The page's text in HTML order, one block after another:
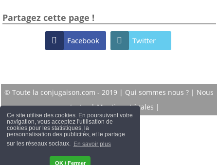
Ce site utilise des cookies. En poursuivant votre
navigation, vous acceptez l'utilisation de
cookies pour les statistiques, la
personnalisation des publicités, et le partage
sur les réseaux sociaux. En savoir plus
OK / Fermer
Partagez cette page !
 Facebook  Twitter
© Toute la conjugaison.com - 2019 | Qui sommes nous ? | Nous
contacter|Mentions Légales |